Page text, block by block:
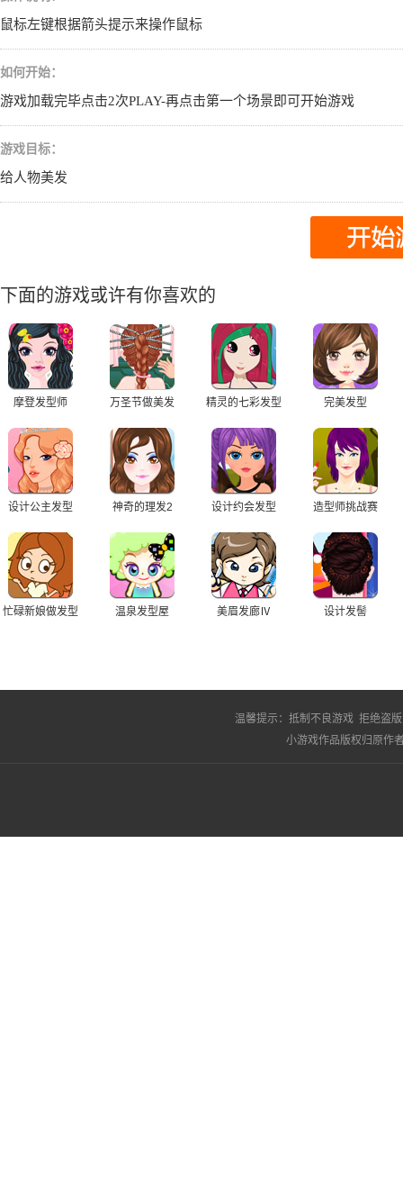
鼠标左键根据箭头提示来操作鼠标
如何开始：
游戏加载完毕点击2次PLAY-再点击第一个场景即可开始游戏
游戏目标：
给人物美发
下面的游戏或许有你喜欢的
摩登发型师 万圣节做美发 精灵的七彩发型 完美发型
设计公主发型 神奇的理发2 设计约会发型 造型师挑战赛
忙碌新娘做发型 温泉发型屋 美眉发廊Ⅳ 设计发髻
温馨提示： 抵制不良游戏 拒绝盗
小游戏作品版权归原作